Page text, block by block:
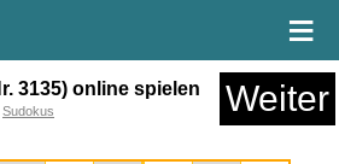
≡
3135) online spielen Weiter
Sudokus